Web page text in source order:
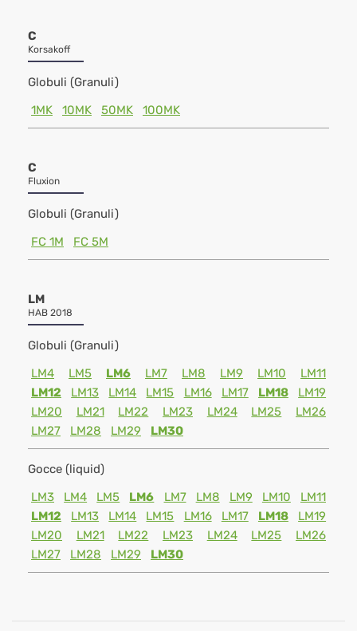
C
Korsakoff
Globuli (Granuli)
1MK
10MK 50MK 100MK
C
Fluxion
Globuli (Granuli)
FC 1M
FC 5M
LM
HAB 2018
Globuli (Granuli)
LM4
LM5 LM6 LM7 LM8 LM9 LM10
LM11
LM12
LM13 LM14 LM15 LM16 LM17 LM18
LM19
LM20
LM21 LM22 LM23 LM24 LM25
LM26
LM27
LM28 LM29 LM30
Gocce (liquid)
LM3
LM4 LM5 LM6 LM7 LM8 LM9 LM10
LM11
LM12
LM13 LM14 LM15 LM16 LM17 LM18
LM19
LM20
LM21 LM22 LM23 LM24 LM25
LM26
LM27
LM28 LM29 LM30